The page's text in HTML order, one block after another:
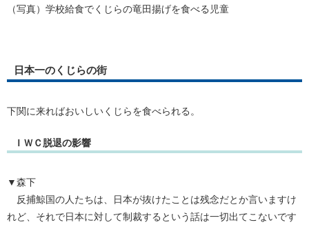
（写真）学校給食でくじらの竜田揚げを食べる児童
日本一のくじらの街
下関に来ればおいしいくじらを食べられる。
ＩＷＣ脱退の影響
▼森下
反捕鯨国の人たちは、日本が抜けたことは残念だとか言いますけ
れど、それで日本に対して制裁するという話は一切出てこないです